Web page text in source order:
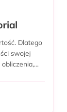
Dlatego
swojej